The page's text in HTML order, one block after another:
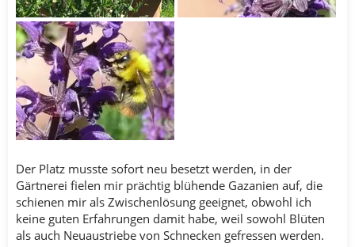
Der Platz musste sofort neu besetzt werden, in der
Gärtnerei fielen mir prächtig blühende Gazanien auf, die
schienen mir als Zwischenlösung geeignet, obwohl ich
keine guten Erfahrungen damit habe, weil sowohl Blüten
als auch Neuaustriebe von Schnecken gefressen werden.